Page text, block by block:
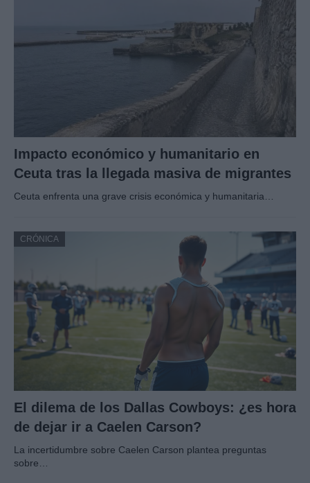
Impacto económico y humanitario en
Ceuta tras la llegada masiva de migrantes
Ceuta enfrenta una grave crisis económica y humanitaria…
CRÓNICA
El dilema de los Dallas Cowboys: ¿es hora
de dejar ir a Caelen Carson?
La incertidumbre sobre Caelen Carson plantea preguntas
sobre…